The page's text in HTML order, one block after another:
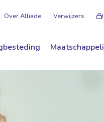
Over Alliade Verwijzers